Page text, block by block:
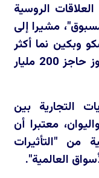
الروسية
مشيرا إلى
وبكين نما أكثر
من 30 ضعفا خلال ربع قرن، وتجاوز حاجز 200 مليار
التجارية بين
معتبرا أن
من "التأثيرات
العالمية".